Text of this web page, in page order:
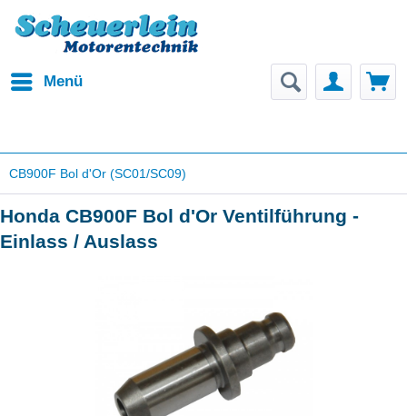
Menü
CB900F Bol d'Or (SC01/SC09)
Honda CB900F Bol d'Or Ventilführung -
Einlass / Auslass